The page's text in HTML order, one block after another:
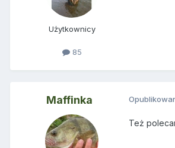
Użytkownicy
85
Maffinka
Też